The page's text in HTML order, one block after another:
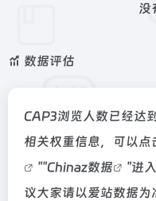
没
数据评估
CAP3浏览人数已经达
相关权重信息，可以点
""Chinaz数据
"进
议大家请以爱站数据为